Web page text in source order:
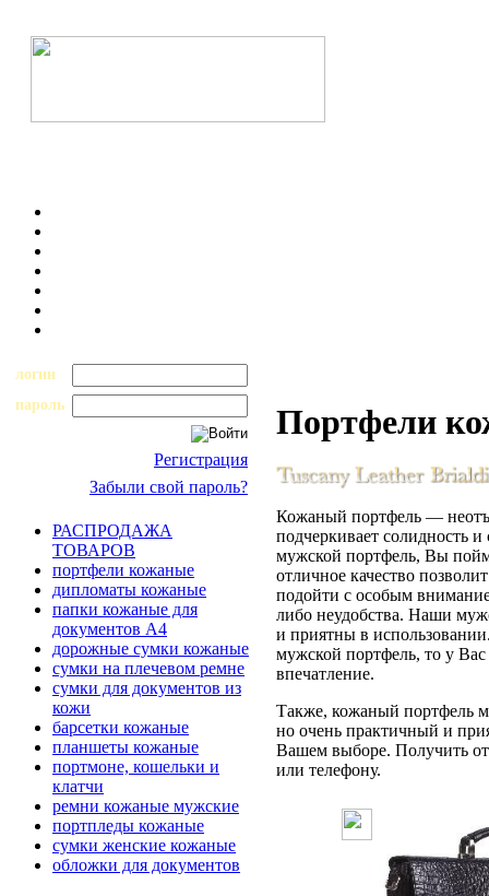
логин
пароль
Регистрация
Забыли свой пароль?
РАСПРОДАЖА
ТОВАРОВ
портфели кожаные
дипломаты кожаные
папки кожаные для
документов А4
дорожные сумки кожаные
сумки на плечевом ремне
сумки для документов из
кожи
барсетки кожаные
планшеты кожаные
портмоне, кошельки и
клатчи
ремни кожаные мужские
портпледы кожаные
сумки женские кожаные
обложки для документов
Портфели
Кожаный портфель —
подчеркивает солидность
мужской портфель, Вы
отличное качество
подойти с особым
либо неудобства. Наши
и приятны в
мужской портфель, то у Вас
впечатление.
Также, кожаный портфель
но очень практичный и
Вашем выборе. Получить
или телефону.